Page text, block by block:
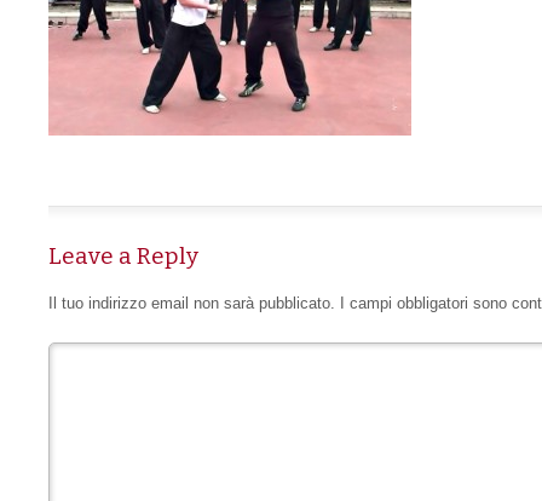
Leave a Reply
Il tuo indirizzo email non sarà pubblicato. I campi obbligatori sono